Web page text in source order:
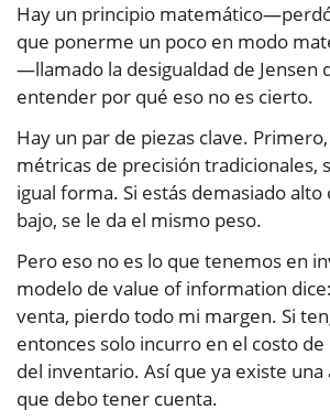
Hay un principio
que ponerme un poco en modo
—llamado la desigualdad de Jensen
entender por qué eso no es cierto.
Hay un par de piezas clave.
métricas de precisión tradicionales,
igual forma. Si estás demasiado alto
bajo, se le da el mismo peso.
Pero eso no es lo que tenemos en
modelo de value of information
venta, pierdo todo mi margen. Si
entonces solo incurro en el costo
del inventario. Así que ya existe
que debo tener cuenta.